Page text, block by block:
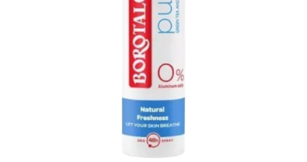
Servetele Umede & Uscate